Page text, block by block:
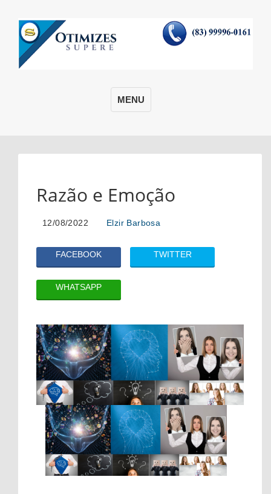
MENU
Razão e Emoção
12/08/2022 Elzir Barbosa
FACEBOOK TWITTER
WHATSAPP